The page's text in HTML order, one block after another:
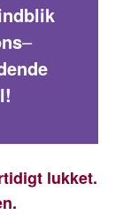
–
lukket.